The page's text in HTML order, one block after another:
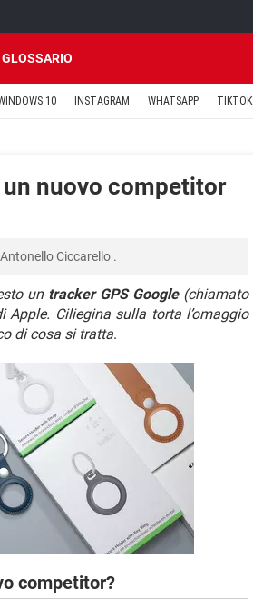
GLOSSARIO
10 INSTAGRAM WHATSAPP TIKTOK
un nuovo competitor
Antonello Ciccarello .
un tracker GPS Google(chiamato
Apple. Ciliegina sulla torta l’omaggio
di cosa si tratta.
competitor?